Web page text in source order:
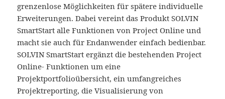
grenzenlose Möglichkeiten für spätere individuelle
Erweiterungen. Dabei vereint das Produkt SOLVIN
SmartStart alle Funktionen von Project Online und
macht sie auch für Endanwender einfach bedienbar.
SOLVIN SmartStart ergänzt die bestehenden Project
Online- Funktionen um eine
Projektportfolioübersicht, ein umfangreiches
Projektreporting, die Visualisierung von